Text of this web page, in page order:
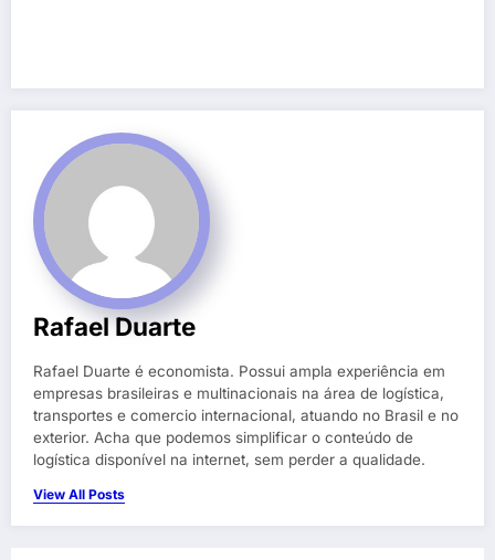
Rafael Duarte
Rafael Duarte é economista. Possui ampla experiência em
empresas brasileiras e multinacionais na área de logística,
transportes e comercio internacional, atuando no Brasil e no
exterior. Acha que podemos simplificar o conteúdo de
logística disponível na internet, sem perder a qualidade.
View All Posts